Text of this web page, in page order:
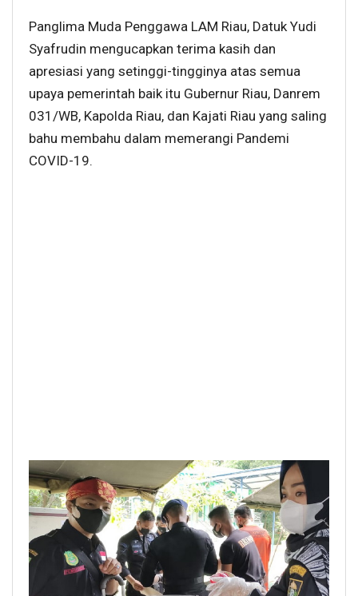
Panglima Muda Penggawa LAM Riau, Datuk Yudi
Syafrudin mengucapkan terima kasih dan
apresiasi yang setinggi-tingginya atas semua
upaya pemerintah baik itu Gubernur Riau, Danrem
031/WB, Kapolda Riau, dan Kajati Riau yang saling
bahu membahu dalam memerangi Pandemi
COVID-19.